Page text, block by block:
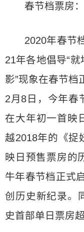
春节档票房
2020年春节
21年各地倡导“
影”现象在春节档
2月8日，今年春
在大年初一首映
越2018年的《捉
映日预售票房的
牛年春节档正式
创历史新纪录。
史首部单日票房